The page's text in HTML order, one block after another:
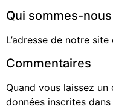
Qui sommes-nous
L’adresse de notre
Commentaires
Quand vous laissez
données inscrites